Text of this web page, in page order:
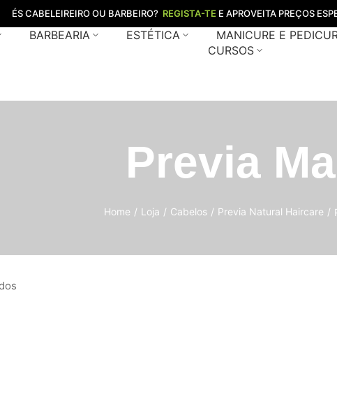
ÉS CABELEIREIRO OU BARBEIRO? REGISTA-TE E APROVEITA PREÇOS
BARBEARIA ESTÉTICA MANICURE E
CURSOS
Previa
Home / Loja / Cabelos / Previa Natural Haircare /